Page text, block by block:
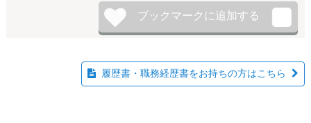
履歴書・職務経歴書をお持ちの方はこちら